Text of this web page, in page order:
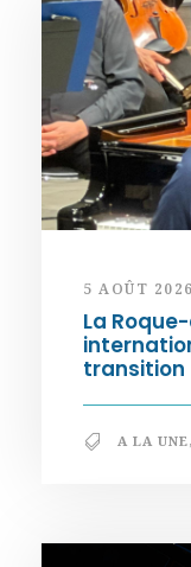
5 AOÛT 2026
La
transition
A LA UNE,